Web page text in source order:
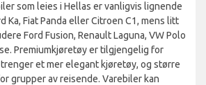
som leies i Hellas er vanligvis lignende
Ka, Fiat Panda eller Citroen C1, mens litt
Ford Fusion, Renault Laguna, VW Polo
Premiumkjøretøy er tilgjengelig for
et mer elegant kjøretøy, og større
grupper av reisende. Varebiler kan